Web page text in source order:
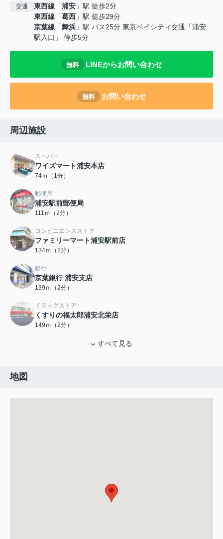
交通 東西線 「浦安 」駅 徒歩2分
東西線 「葛西 」駅 徒歩29分
京葉線 「舞浜 」駅 バス25分 東京ベイシティ交通「浦安
駅入口」 停歩5分
無料 LINEからお問い合わせ
無料 お問い合わせ
周辺施設
スーパー
ワイズマート浦安本店
74ｍ（1分）
郵便局
浦安駅前郵便局
111ｍ（2分）
コンビニエンスストア
ファミリーマート浦安駅前店
134ｍ（2分）
銀行
京葉銀行 浦安支店
139ｍ（2分）
ドラッグストア
くすりの福太郎浦安北栄店
149ｍ（2分）
すべて見る
地図